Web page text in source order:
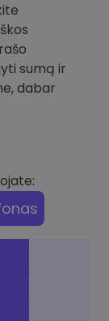
sumą ir
dabar